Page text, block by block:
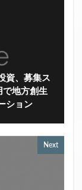
資、募集ス
地方創生
ション
Next